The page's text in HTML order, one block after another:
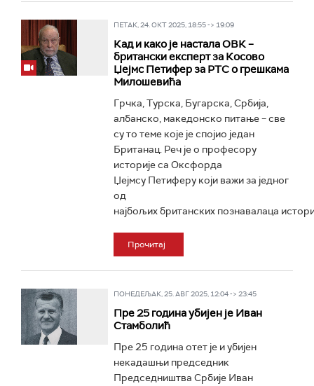
ПЕТАК, 24. ОКТ 2025, 18:55 -> 19:09
Кад и како је настала ОВК –
британски експерт за Косово
Џејмс Петифер за РТС о грешкама
Милошевића
Грчка, Турска, Бугарска, Србија,
албанско, македонско питање – све
су то теме које је спојио један
Британац. Реч је о професору
историје са Оксфорда
Џејмсу Петиферу који важи за једног
од
најбољих британских познавалаца
Прочитај
ПОНЕДЕЉАК, 25. АВГ 2025, 12:04 -> 23:45
Пре 25 година убијен је Иван
Стамболић
Пре 25 година отет је и убијен
некадашњи председник
Председништва Србије Иван